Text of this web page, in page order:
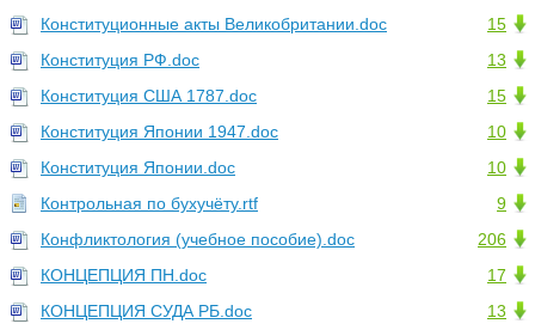
15
Конституционные акты Великобритании.doc
13
Конституция РФ.doc
15
Конституция США 1787.doc
10
Конституция Японии 1947.doc
10
Конституция Японии.doc
9
Контрольная по бухучёту.rtf
206
Конфликтология (учебное пособие).doc
17
КОНЦЕПЦИЯ ПН.doc
13
КОНЦЕПЦИЯ СУДА РБ.doc